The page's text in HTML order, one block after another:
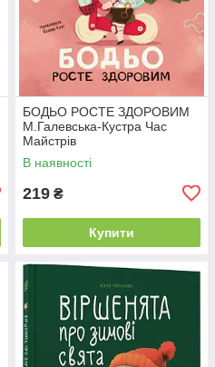
БОДЬО РОСТЕ ЗДОРОВИМ
М.Галевська-Кустра Час
Майстрів
В наявності
219 ₴
Купити